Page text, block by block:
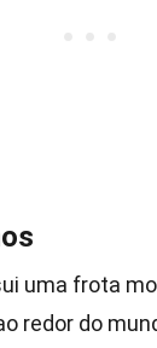
uma frota
redor do